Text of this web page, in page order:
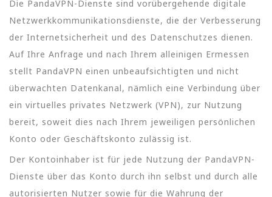
Die PandaVPN-Dienste sind vorübergehende digitale
Netzwerkkommunikationsdienste, die der Verbesserung
der Internetsicherheit und des Datenschutzes dienen.
Auf Ihre Anfrage und nach Ihrem alleinigen Ermessen
stellt PandaVPN einen unbeaufsichtigten und nicht
überwachten Datenkanal, nämlich eine Verbindung über
ein virtuelles privates Netzwerk (VPN), zur Nutzung
bereit, soweit dies nach Ihrem jeweiligen persönlichen
Konto oder Geschäftskonto zulässig ist.
Der Kontoinhaber ist für jede Nutzung der PandaVPN-
Dienste über das Konto durch ihn selbst und durch alle
autorisierten Nutzer sowie für die Wahrung der